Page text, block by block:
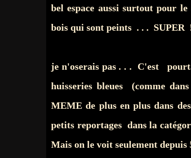
bel espace aussi surtout pour
bois qui sont peints . . . SUPER
je n'oserais pas . . . C'est
huisseries bleues (comme
MEME de plus en plus dans
petits reportages dans la
Mais on le voit seulement depuis